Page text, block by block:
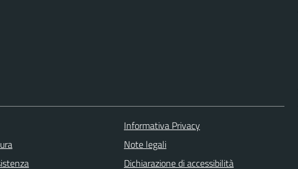
Informativa Privacy
Note legali
Dichiarazione di accessibilità